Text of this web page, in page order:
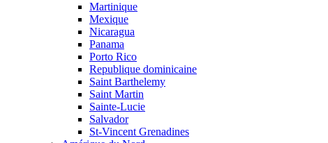
Martinique
Mexique
Nicaragua
Panama
Porto Rico
Republique dominicaine
Saint Barthelemy
Saint Martin
Sainte-Lucie
Salvador
St-Vincent Grenadines